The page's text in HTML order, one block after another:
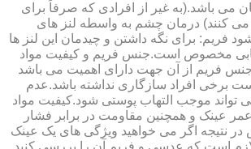
می باشد.(به غیر از افرادی که صرفاً برای
می کنند) درمان چشم به واسطه لنز های
فریم: برای نگه داشتن و چیدمان این لنز ها
قابی مخصوص است.جنس فریم و کیفیت مواد
فریم از آن جهت دارای اهمیت می باشد
برخی افراد سازگاری نداشته باشد.عدم
تواند موجب التهاب پوستی شود.کیفیت مواد
عینک و همچنین مقاومت در برابر فشار
در نتیجه اگر می خواهید ویژگی های یک عینک